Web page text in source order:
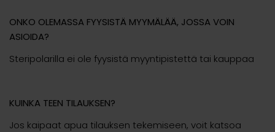
ONKO OLEMASSA FYYSISTÄ MYYMÄLÄÄ, JOSSA VOIN
ASIOIDA?
Steripolarilla ei ole fyysistä myyntipistettä tai kauppaa
KUINKA TEEN TILAUKSEN?
Jos kaipaat apua tilauksen tekemiseen, voit katsoa